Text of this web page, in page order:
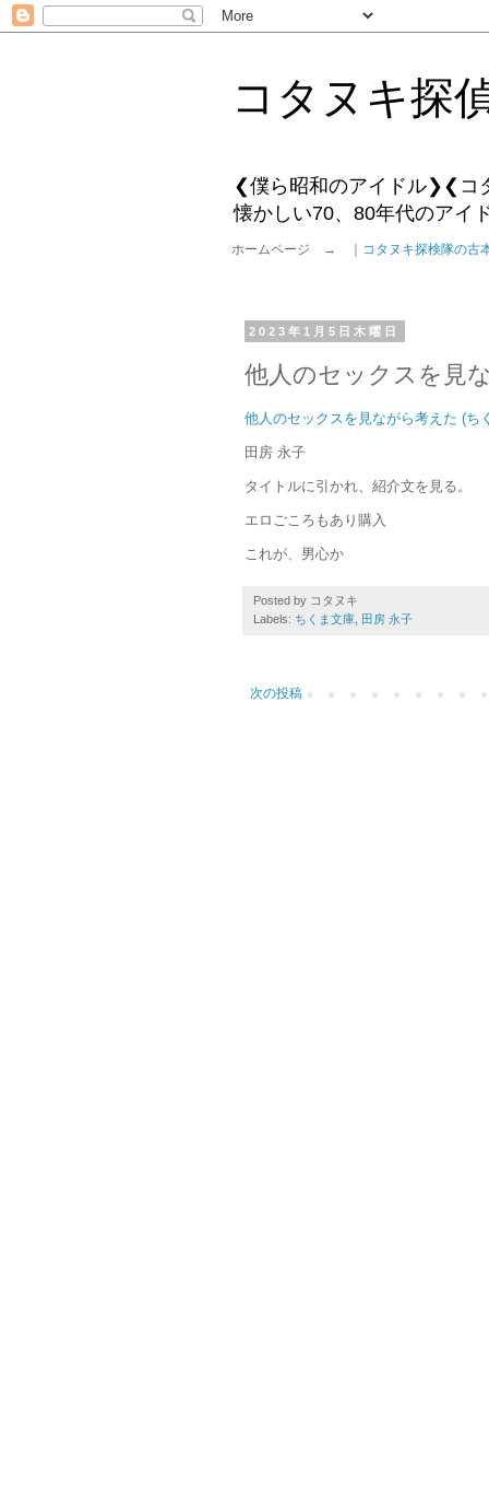
コタヌキ探
❮僕ら昭和のアイドル❯❮コ
懐かしい70、80年代のアイ
ホームページ → ｜ コタヌキ探検隊の古
2023年1月5日木曜日
他人のセックスを見
他人のセックスを見ながら考えた (ち
田房 永子
タイトルに引かれ、紹介文を見る。
エロごころもあり購入
これが、男心か
Posted by コタヌキ
Labels: ちくま文庫, 田房 永子
次の投稿